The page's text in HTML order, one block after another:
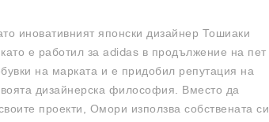
иновативният японски дизайнер Тошиаки
е работил за adidas в продължение на пет
на марката и е придобил репутация на
дизайнерска философия. Вместо да
проекти, Омори използва собствената си